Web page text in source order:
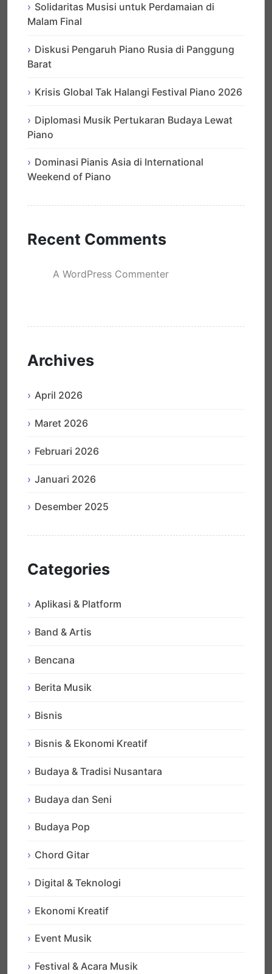
Solidaritas Musisi untuk Perdamaian di
Malam Final
Diskusi Pengaruh Piano Rusia di Panggung
Barat
Krisis Global Tak Halangi Festival Piano 2026
Diplomasi Musik Pertukaran Budaya Lewat
Piano
Dominasi Pianis Asia di International
Weekend of Piano
Recent Comments
A WordPress Commenter
Archives
April 2026
Maret 2026
Februari 2026
Januari 2026
Desember 2025
Categories
Aplikasi & Platform
Band & Artis
Bencana
Berita Musik
Bisnis
Bisnis & Ekonomi Kreatif
Budaya & Tradisi Nusantara
Budaya dan Seni
Budaya Pop
Chord Gitar
Digital & Teknologi
Ekonomi Kreatif
Event Musik
Festival & Acara Musik